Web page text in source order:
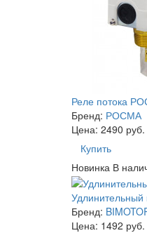
Реле потока
Бренд: РОСМА
Цена: 2490 руб.
Купить
Новинка В
Удлинительный
Бренд:
Цена: 1492 руб.